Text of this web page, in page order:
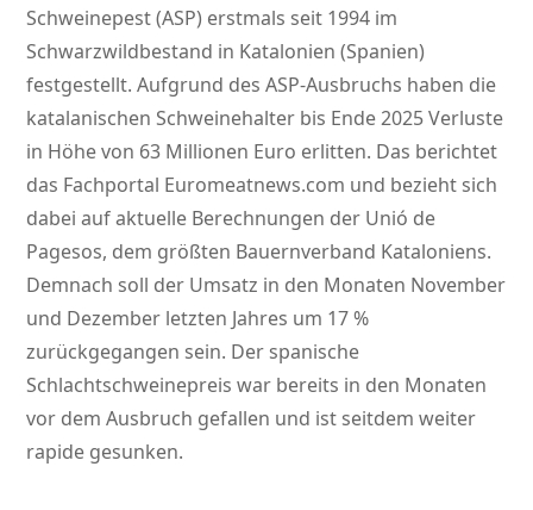
Schweinepest (ASP) erstmals seit 1994 im
Schwarzwildbestand in Katalonien (Spanien)
festgestellt. Aufgrund des ASP-Ausbruchs haben die
katalanischen Schweinehalter bis Ende 2025 Verluste
in Höhe von 63 Millionen Euro erlitten. Das berichtet
das Fachportal Euromeatnews.com und bezieht sich
dabei auf aktuelle Berechnungen der Unió de
Pagesos, dem größten Bauernverband Kataloniens.
Demnach soll der Umsatz in den Monaten November
und Dezember letzten Jahres um 17 %
zurückgegangen sein. Der spanische
Schlachtschweinepreis war bereits in den Monaten
vor dem Ausbruch gefallen und ist seitdem weiter
rapide gesunken.